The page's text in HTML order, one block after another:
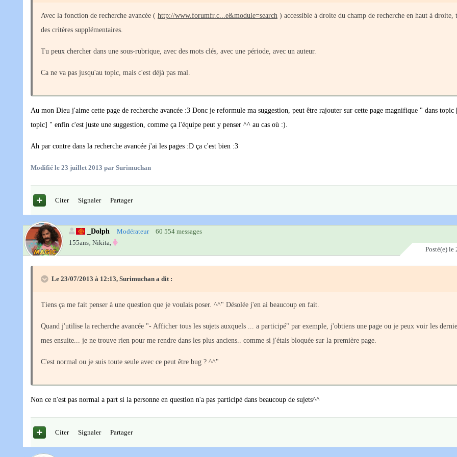
Avec la fonction de recherche avancée ( http://www.forumfr.c...e&module=search ) accessible à droite du champ de recherche en haut à droite,
des critères supplémentaires.
Tu peux chercher dans une sous-rubrique, avec des mots clés, avec une période, avec un auteur.
Ca ne va pas jusqu'au topic, mais c'est déjà pas mal.
Au mon Dieu j'aime cette page de recherche avancée :3 Donc je reformule ma suggestion, peut être rajouter sur cette page magnifique " dans
topic] " enfin c'est juste une suggestion, comme ça l'équipe peut y penser ^^ au cas où :).
Ah par contre dans la recherche avancée j'ai les pages :D ça c'est bien :3
Modifié le 23 juillet 2013 par Surimuchan
Citer Signaler Partager
_Dolph Modérateur
60 554 messages
155ans‚ Nikita,
Posté(e) le
Le 23/07/2013 à 12:13, Surimuchan a dit :
Tiens ça me fait penser à une question que je voulais poser. ^^" Désolée j'en ai beaucoup en fait.
Quand j'utilise la recherche avancée "- Afficher tous les sujets auxquels ... a participé" par exemple, j'obtiens une page ou je peux voir les
mes ensuite... je ne trouve rien pour me rendre dans les plus anciens.. comme si j'étais bloquée sur la première page.
C'est normal ou je suis toute seule avec ce peut être bug ? ^^"
Non ce n'est pas normal a part si la personne en question n'a pas participé dans beaucoup de sujets^^
Citer Signaler Partager